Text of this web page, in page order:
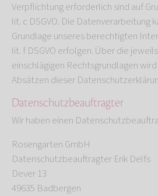
Verpflichtung erforderlich sind auf
lit. c DSGVO. Die Datenverarbeitung
Grundlage unseres berechtigten
lit. f DSGVO erfolgen. Über die
einschlägigen Rechtsgrundlagen
Absätzen dieser
Datenschutz­beauftragter
Wir haben einen
Rosengarten GmbH
Datenschutzbeauftragter Erik Delfs
Dever 13
49635 Badbergen